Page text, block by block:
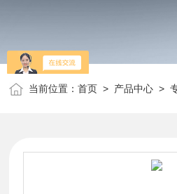
当前位置：首页 > 产品中心 >